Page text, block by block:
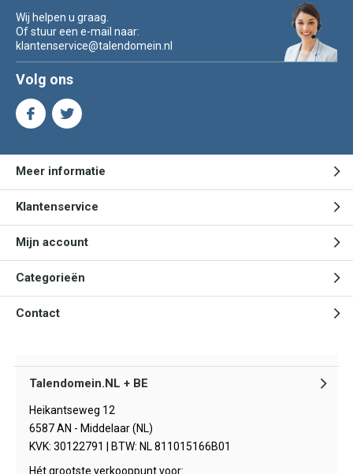
Wij helpen u graag.
Of stuur een e-mail naar:
klantenservice@talendomein.nl
Volg ons
Meer informatie
Klantenservice
Mijn account
Categorieën
Contact
Talendomein.NL + BE
Heikantseweg 12
6587 AN - Middelaar (NL)
KVK: 30122791 | BTW: NL 811015166B01
Hét grootste verkooppunt voor: